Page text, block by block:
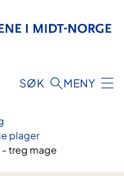
SØK MENY
plager
treg mage